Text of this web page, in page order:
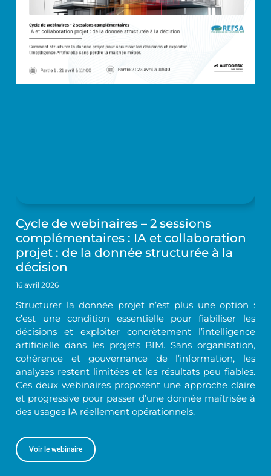
Cycle de webinaires – 2 sessions
complémentaires : IA et collaboration
projet : de la donnée structurée à la
décision
16 avril 2026
Structurer la donnée projet n’est plus une option :
c’est une condition essentielle pour fiabiliser les
décisions et exploiter concrètement l’intelligence
artificielle dans les projets BIM. Sans organisation,
cohérence et gouvernance de l’information, les
analyses restent limitées et les résultats peu fiables.
Ces deux webinaires proposent une approche claire
et progressive pour passer d’une donnée maîtrisée à
des usages IA réellement opérationnels.
Voir le webinaire